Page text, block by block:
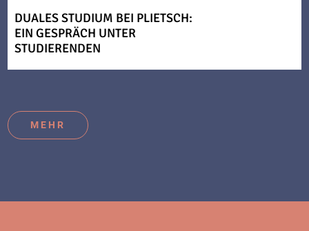
DUALES STUDIUM BEI PLIETSCH:
EIN GESPRÄCH UNTER
STUDIERENDEN
MEHR